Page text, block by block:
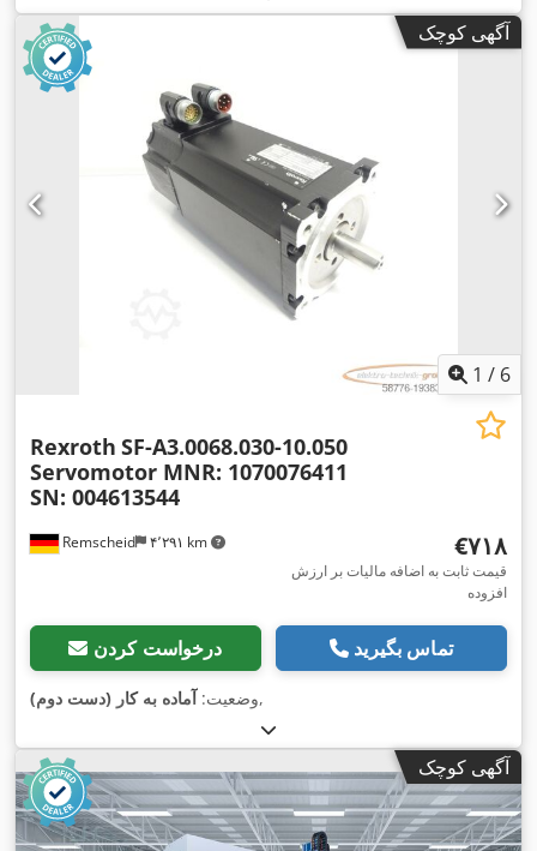
آگهی کوچک
1 / 6
Remscheid ۴٬۲۹۱ km
Rexroth SF-A3.0068.030-10.050
Servomotor MNR: 1070076411
SN: 004613544
‎€۷۱۸
قیمت ثابت به اضافه مالیات بر ارزش
افزوده
درخواست کردن تماس بگیرید
وضعیت:آماده به کار (دست دوم) ,
آگهی کوچک